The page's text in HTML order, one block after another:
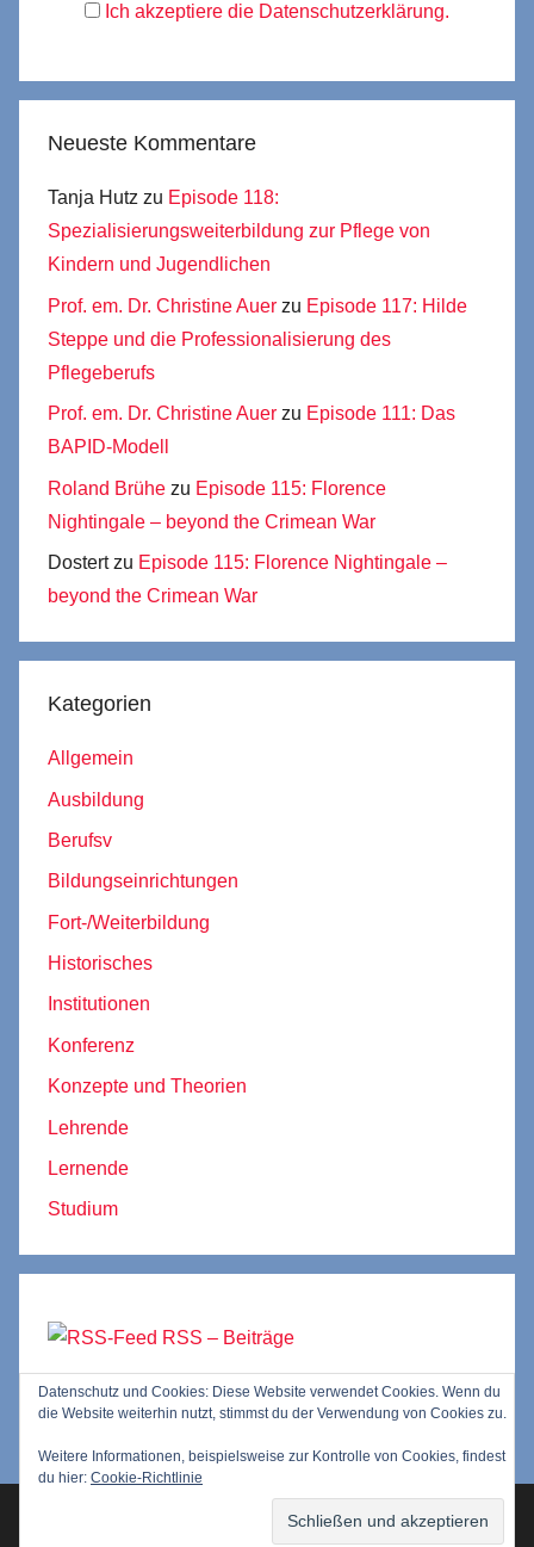
Ich akzeptiere die Datenschutzerklärung.
Neueste Kommentare
Tanja Hutz zu Episode 118:
Spezialisierungsweiterbildung zur Pflege von
Kindern und Jugendlichen
Prof. em. Dr. Christine Auer zu Episode 117: Hilde
Steppe und die Professionalisierung des
Pflegeberufs
Prof. em. Dr. Christine Auer zu Episode 111: Das
BAPID-Modell
Roland Brühe zu Episode 115: Florence
Nightingale – beyond the Crimean War
Dostertzu Episode 115: Florence Nightingale –
beyond the Crimean War
Kategorien
Allgemein
Ausbildung
Berufsv
Bildungseinrichtungen
Fort-/Weiterbildung
Historisches
Institutionen
Konferenz
Konzepte und Theorien
Lehrende
Lernende
Studium
RSS – Beiträge
RSS – Kommentare
WordPress-Theme: Donovan von ThemeZee.
Datenschutz und Cookies: Diese Website verwendet Cookies. Wenn du
die Website weiterhin nutzt, stimmst du der Verwendung von Cookies zu.
Weitere Informationen, beispielsweise zur Kontrolle von Cookies, findest
du hier: Cookie-Richtlinie